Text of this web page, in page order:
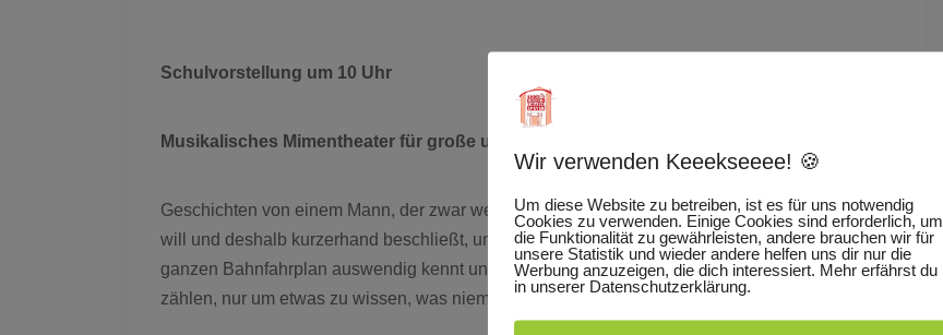
Schulvorstellung um 10 Uhr
Musikalisches Mimentheater für große und kleine Kinder ab 6 Jahren
Geschichten von einem Mann, der zwar weiß, dass die Erde rund ist, aber dies nicht glauben
will und deshalb kurzerhand beschließt, um die Welt zu laufen. Und von einem, der den
ganzen Bahnfahrplan auswendig kennt und sich vornimmt, alle Treppenstufen der Welt zu
zählen, nur um etwas zu wissen, was niemand sonst weiß.
Wir verwenden Keeekseeee! 🍪
Um diese Website zu betreiben, ist es für uns notwendig
Cookies zu verwenden. Einige Cookies sind erforderlich, um
die Funktionalität zu gewährleisten, andere brauchen wir für
unsere Statistik und wieder andere helfen uns dir nur die
Werbung anzuzeigen, die dich interessiert. Mehr erfährst du
in unserer Datenschutzerklärung.